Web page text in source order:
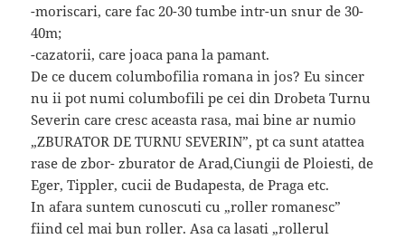
-moriscari, care fac 20-30 tumbe intr-un snur de 30-
40m;
-cazatorii, care joaca pana la pamant.
De ce ducem columbofilia romana in jos? Eu sincer
nu ii pot numi columbofili pe cei din Drobeta Turnu
Severin care cresc aceasta rasa, mai bine ar numio
„ZBURATOR DE TURNU SEVERIN”, pt ca sunt atattea
rase de zbor- zburator de Arad,Ciungii de Ploiesti, de
Eger, Tippler, cucii de Budapesta, de Praga etc.
In afara suntem cunoscuti cu „roller romanesc”
fiind cel mai bun roller. Asa ca lasati „rollerul